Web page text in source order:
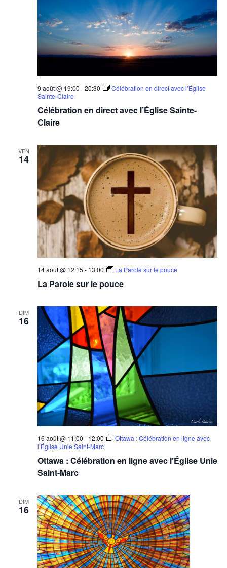
Célébration en direct avec l’Église Sainte-
Claire
9 août @ 19:00 -20:30
Célébration en direct avec l’Église
Sainte-Claire
VEN
14
La Parole sur le pouce
14 août @ 12:15 - 13:00 La Parole sur le pouce
DIM
16
Ottawa : Célébration en ligne avec l’Église Unie
Saint-Marc
16 août @ 11:00 - 12:00
Ottawa : Célébration en ligne avec
l’Église Unie Saint-Marc
DIM
16